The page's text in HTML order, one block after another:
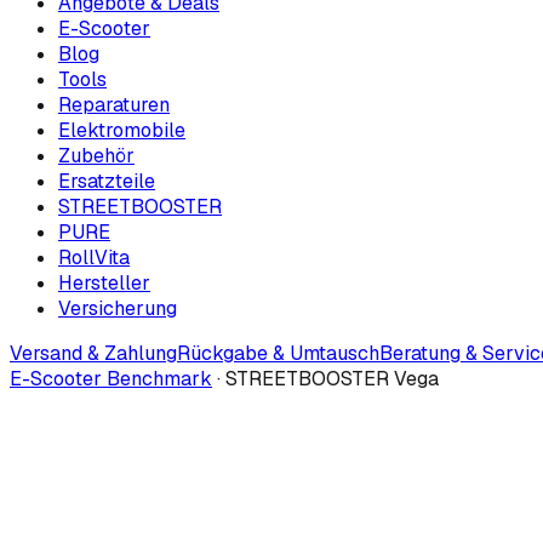
E-Scooter
Blog
Tools
Reparaturen
Elektromobile
Zubehör
Ersatzteile
STREETBOOSTER
PURE
RollVita
Hersteller
Versicherung
Versand & ZahlungRückgabe & UmtauschBeratung &
E-Scooter Benchmark ·STREETBOOSTER Vega